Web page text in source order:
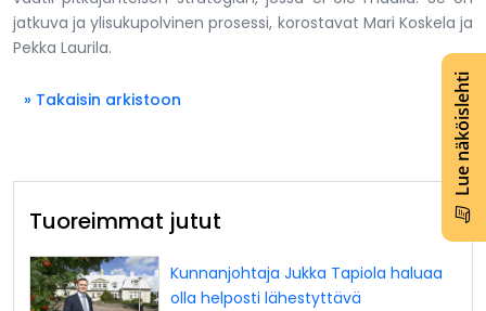
Lue näköislehti
jatkuva ja ylisukupolvinen prosessi, korostavat Mari Koskela ja
Pekka Laurila.
» Takaisin arkistoon
Tuoreimmat jutut
Kunnanjohtaja Jukka Tapiola haluaa
olla helposti lähestyttävä